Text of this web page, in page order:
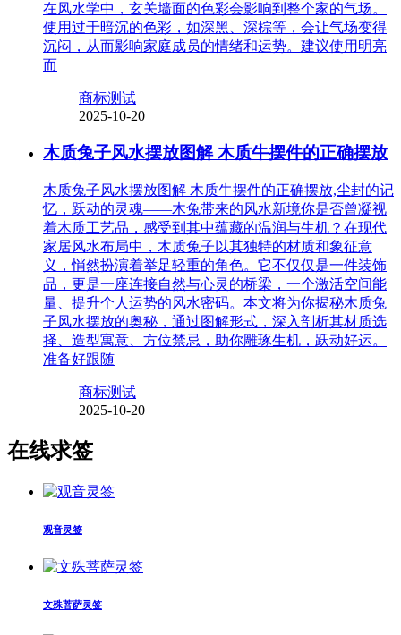
在风水学中，玄关墙面的色彩会影响到整个家的气场。
使用过于暗沉的色彩，如深黑、深棕等，会让气场变得
沉闷，从而影响家庭成员的情绪和运势。建议使用明亮
而
商标测试
2025-10-20
木质兔子风水摆放图解 木质牛摆件的正确摆放
木质兔子风水摆放图解 木质牛摆件的正确摆放,尘封的记
忆，跃动的灵魂——木兔带来的风水新境你是否曾凝视
着木质工艺品，感受到其中蕴藏的温润与生机？在现代
家居风水布局中，木质兔子以其独特的材质和象征意
义，悄然扮演着举足轻重的角色。它不仅仅是一件装饰
品，更是一座连接自然与心灵的桥梁，一个激活空间能
量、提升个人运势的风水密码。本文将为你揭秘木质兔
子风水摆放的奥秘，通过图解形式，深入剖析其材质选
择、造型寓意、方位禁忌，助你雕琢生机，跃动好运。
准备好跟随
商标测试
2025-10-20
在线求签
观音灵签
文殊菩萨灵签